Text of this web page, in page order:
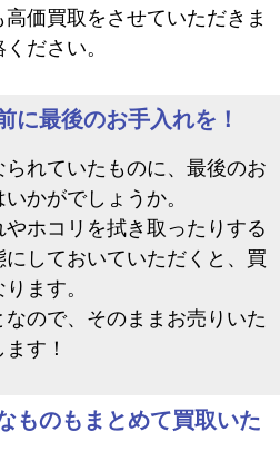
価買取をさせていただきま
ださい。
最後のお手入れを！
れていたものに、最後のお
かがでしょうか。
ホコリを拭き取ったりする
しておいていただくと、買
ます。
ので、そのままお売りいた
す！
のもまとめて買取いた